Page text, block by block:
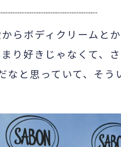
らボディクリームと
り好きじゃなくて、
と思っていて、そう